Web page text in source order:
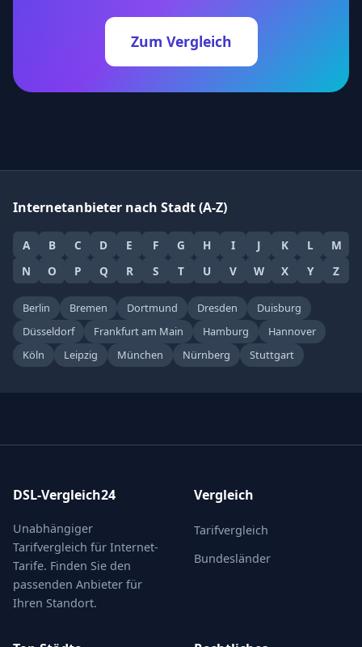
Zum Vergleich
Internetanbieter nach Stadt (A-Z)
A B C D E F G H I J K L
M
N
O P Q R S T U V W X Y Z
Berlin Bremen Dortmund Dresden
Duisburg
Düsseldorf
Frankfurt am Main Hamburg
Hannover
Köln
Leipzig München Nürnberg Stuttgart
DSL-Vergleich24
Unabhängiger
Tarifvergleich für Internet-
Tarife. Finden Sie den
passenden Anbieter für
Ihren Standort.
Vergleich
Tarifvergleich
Bundesländer